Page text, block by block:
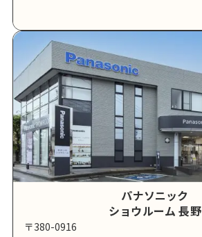
パナソニック
ショウルーム 長野
〒380-0916